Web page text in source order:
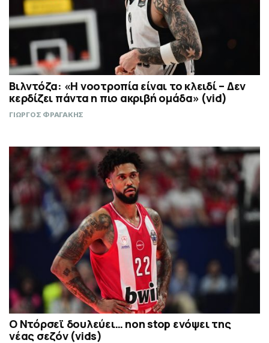
Βιλντόζα: «Η νοοτροπία είναι το κλειδί – Δεν
κερδίζει πάντα η πιο ακριβή ομάδα» (vid)
ΓΙΩΡΓΟΣ ΦΡΑΓΑΚΗΣ
Ο Ντόρσεϊ δουλεύει… non stop ενόψει της
νέας σεζόν (vids)